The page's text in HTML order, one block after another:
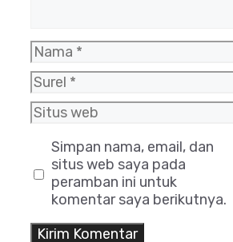
Nama
Surel
Situs
web
Simpan nama, email, dan
situs web saya pada
peramban ini untuk
komentar saya berikutnya.